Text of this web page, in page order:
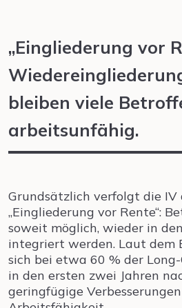
„Eingliederung vor
bleiben viele
arbeitsunfähig.
Grundsätzlich verfolgt die IV
„Eingliederung vor Rente“:
soweit möglich, wieder in
integriert werden. Laut dem
sich bei etwa 60 % der
in den ersten zwei Jahren
geringfügige